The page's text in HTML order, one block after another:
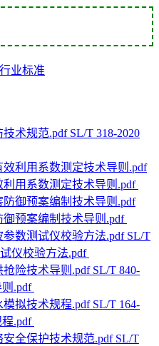
行业标准
SL/T 318-2020
利用系数测定技术导则.pdf
御预案编制技术导则.pdf
SL/T
仪校验方法.pdf
SL/T 840-
.pdf
SL/T 164-
.pdf
SL/T